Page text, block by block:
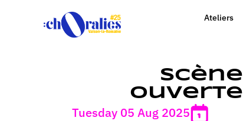
Ateliers
Scène
ouverte
Tuesday 05 Aug 2025